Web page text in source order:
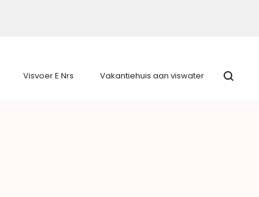
Visvoer E Nrs Vakantiehuis aan viswater